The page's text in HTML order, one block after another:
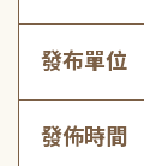
發布單位
發佈時間